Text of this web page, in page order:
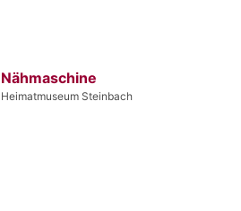
Nähmaschine
Heimatmuseum Steinbach